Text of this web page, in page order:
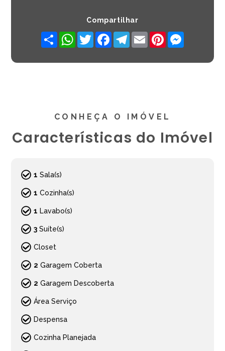
Compartilhar
Share WhatsApp
TwitterFacebookTelegram
Email Pinterest
CONHEÇA O IMÓVEL
Características do Imóvel
1 Sala(s)
1 Cozinha(s)
1 Lavabo(s)
3 Suíte(s)
Closet
2 Garagem Coberta
2 Garagem Descoberta
Área Serviço
Despensa
Cozinha Planejada